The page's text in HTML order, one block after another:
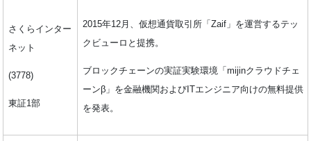
さくらインター
ネット
(3778)
東証1部
2015年12月、仮想通貨取引所「Zaif」を運営するテッ
クビューロと提携。
ブロックチェーンの実証実験環境「mijinクラウドチェ
ーンβ」を金融機関およびITエンジニア向けの無料提供
を発表。